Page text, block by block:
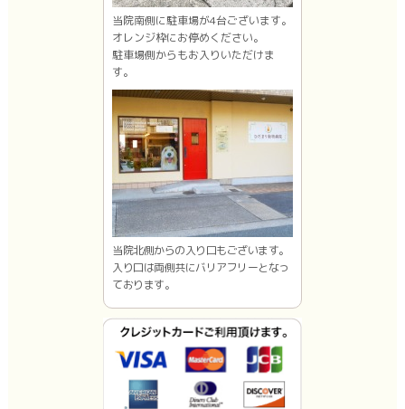
当院南側に駐車場が4台ございます。
オレンジ枠にお停めください。
駐車場側からもお入りいただけま
す。
当院北側からの入り口もございます。
入り口は両側共にバリアフリーとなっ
ております。